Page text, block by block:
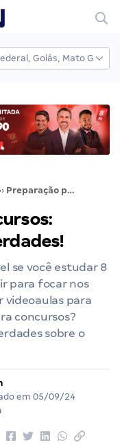
›› Preparação para Concursos: conheça os mitos e verdades!
se você estudar 8
para focar nos
videoaulas para
concursos?
sobre o
em 05/09/24